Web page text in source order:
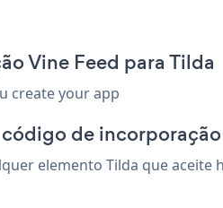
Vine Feed para Tilda
create your app
de
elemento Tilda que